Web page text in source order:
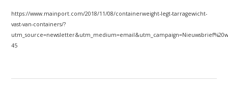
https://www.mainport.com/2018/11/08/containerweight-legt-tarragewicht-
vast-van-containers/?
45